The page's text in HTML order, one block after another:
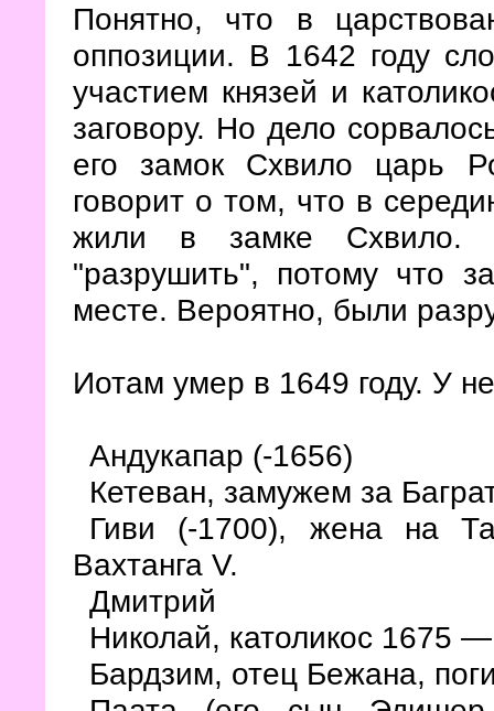
Понятно, что в
оппозиции. В 1642 году
участием князей и
заговору. Но дело
его замок Схвило царь
говорит о том, что в
жили в замке Схвило.
"разрушить", потому что
месте. Вероятно, были
Иотам умер в 1649 году. У
Андукапар (-1656)
Кетеван, замужем за
Гиви (-1700), жена на
Вахтанга V.
Дмитрий
Николай, католикос 1675
Бардзим, отец Бежана,